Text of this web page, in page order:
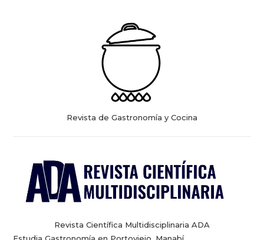
Revista de Gastronomía y Cocina
Revista Científica Multidisciplinaria ADA
Estudia Gastronomía en Portoviejo, Manabí